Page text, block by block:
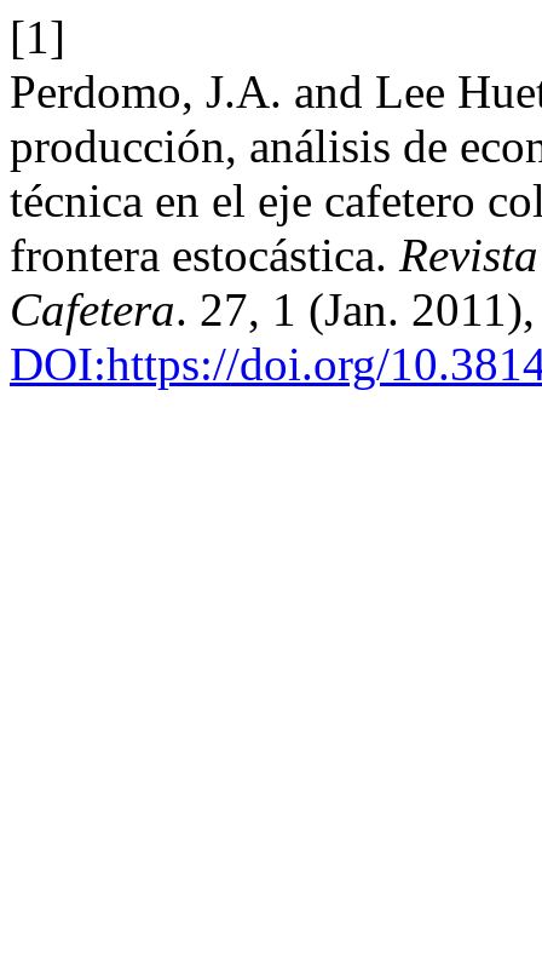
[1]
Perdomo, J.A. and Lee
producción, análisis de
técnica en el eje cafetero
frontera estocástica.
Cafetera. 27, 1 (Jan.
DOI:https://doi.org/